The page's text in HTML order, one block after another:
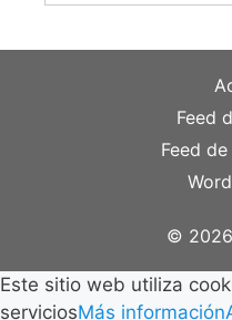
Feed
Feed
©
Este sitio web utiliza
serviciosMás información